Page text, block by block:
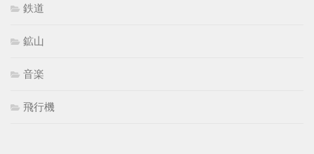
鉄道
鉱山
音楽
飛行機